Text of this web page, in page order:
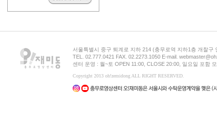
서울특별시 중구 퇴계로 지하 214 (충무로역 지하1층 개찰구
TEL. 02.777.0421 FAX. 02.2273.1050 E-mail.
센터 운영 : 월~토 OPEN 11:00, CLOSE 20:00, 일요일 포함
Copyright 2013 oh!zemidong ALL RIGHT RESERVED.